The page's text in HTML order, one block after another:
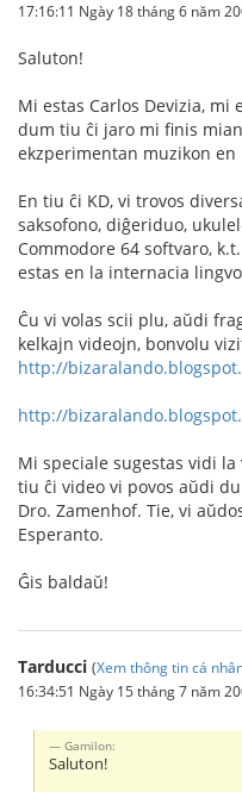
17:16:11 Ngày 18 tháng 6 năm
Saluton!
Mi estas Carlos Devizia, mi
dum tiu ĉi jaro mi finis
ekzperimentan muzikon en
En tiu ĉi KD, vi trovos
saksofono, diĝeriduo,
Commodore 64 softvaro,
estas en la internacia
Ĉu vi volas scii plu, aŭdi
kelkajn videojn, bonvolu
http://
http://
Mi speciale sugestas vidi
tiu ĉi video vi povos aŭdi
Dro. Zamenhof. Tie, vi
Esperanto.
Ĝis baldaŭ!
Tarducci (Xem thông tin cá
16:34:51 Ngày 15 tháng 7 năm
Gamilon:
Saluton!